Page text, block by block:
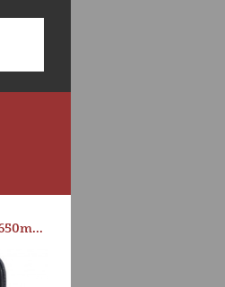
JAC 510 Manual 650mAh Starter Kit